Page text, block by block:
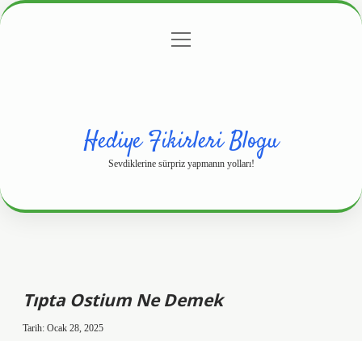
Gizlilik Politikası
menüyü
Hediye Fikirleri Blogu
Sevdiklerine sürpriz yapmanın yolları!
Tıpta Ostium Ne Demek
Tarih: Ocak 28, 2025